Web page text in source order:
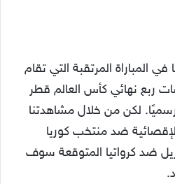
في المباراة المرتقبة التي تقام
ربع نهائي كأس العالم قطر
رسميًا. لكن من خلال مشاهدتنا
الإقصائية ضد منتخب كوريا
ضد كرواتيا المتوقعة سوف